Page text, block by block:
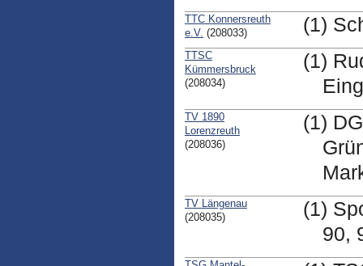
TTC Konnersreuth
e.V. (208033) (1)
TTSC
Kümmersbruck
(208034)
(1)
TV 1890
Lorenzreuth
(208036)
(1)
TV Längenau
(208035)
(1)
90,